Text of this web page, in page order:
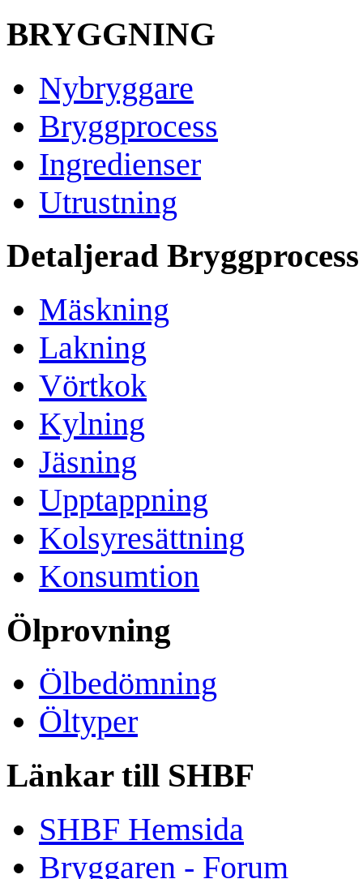
BRYGGNING
Nybryggare
Bryggprocess
Ingredienser
Utrustning
Detaljerad Bryggprocess
Mäskning
Lakning
Vörtkok
Kylning
Jäsning
Upptappning
Kolsyresättning
Konsumtion
Ölprovning
Ölbedömning
Öltyper
Länkar till SHBF
SHBF Hemsida
Bryggaren - Forum